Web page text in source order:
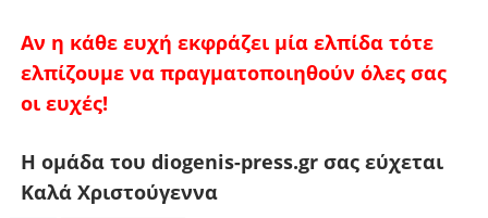
Αν η κάθε ευχή εκφράζει μία ελπίδα τότε
ελπίζουμε να πραγματοποιηθούν όλες σας
οι ευχές!
Η ομάδα του diogenis-press.gr σας εύχεται
Καλά Χριστούγεννα